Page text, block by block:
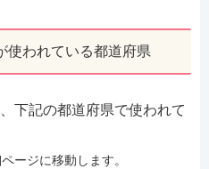
使われている都道府県
下記の都道府県で使われて
ージに移動します。